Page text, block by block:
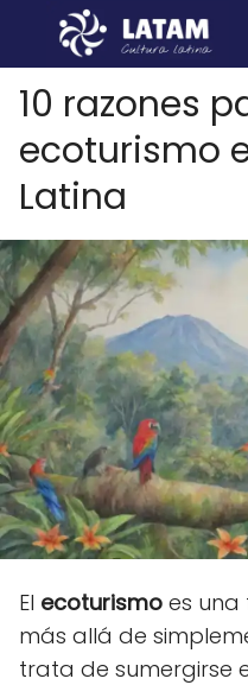
10 razones
ecoturismo
Latina
El ecoturismo es
más allá de
trata de sumergirse